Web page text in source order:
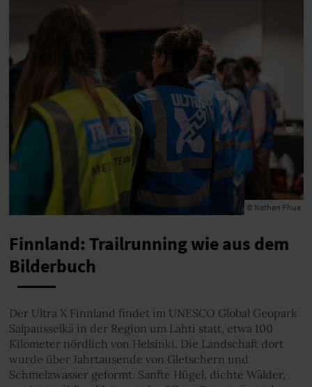
© Nathan Phua
Finnland: Trailrunning wie aus dem
Bilderbuch
Der Ultra X Finnland findet im UNESCO Global Geopark
Salpausselkä in der Region um Lahti statt, etwa 100
Kilometer nördlich von Helsinki. Die Landschaft dort
wurde über Jahrtausende von Gletschern und
Schmelzwasser geformt. Sanfte Hügel, dichte Wälder,